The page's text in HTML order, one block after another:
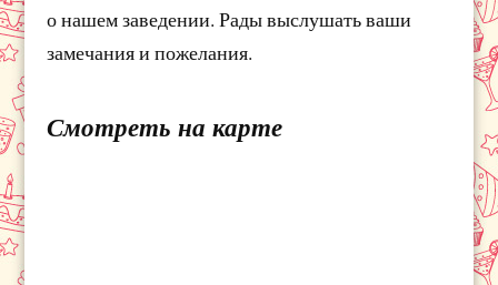
о нашем заведении. Рады выслушать ваши
замечания и пожелания.
Смотреть на карте